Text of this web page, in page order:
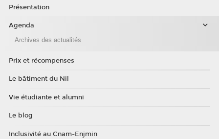
Présentation
Agenda
Archives des actualités
Prix et récompenses
Le bâtiment du Nil
Vie étudiante et alumni
Le blog
Inclusivité au Cnam-Enjmin